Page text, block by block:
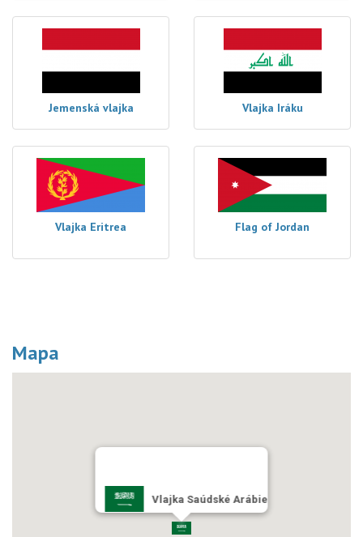
Jemenská vlajka Vlajka Iráku
Vlajka Eritrea Flag of Jordan
Mapa
Vlajka Saúdské Arábie